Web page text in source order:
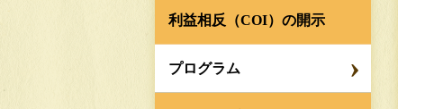
利益相反（COI）の開示
プログラム